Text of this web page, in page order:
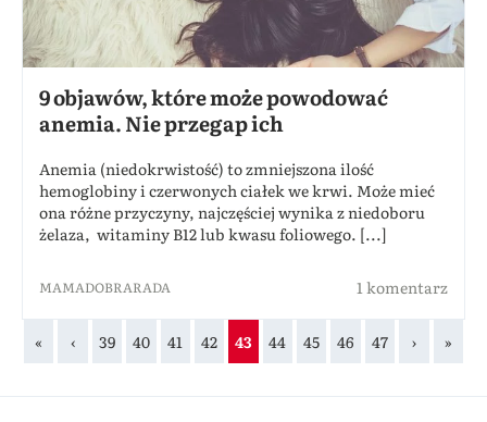
9 objawów, które może powodować
anemia. Nie przegap ich
Anemia (niedokrwistość) to zmniejszona ilość
hemoglobiny i czerwonych ciałek we krwi. Może mieć
ona różne przyczyny, najczęściej wynika z niedoboru
żelaza, witaminy B12 lub kwasu foliowego. [...]
MAMADOBRARADA 1 komentarz
« ‹ 39 40 41 42 43 44 45 46 47 › »